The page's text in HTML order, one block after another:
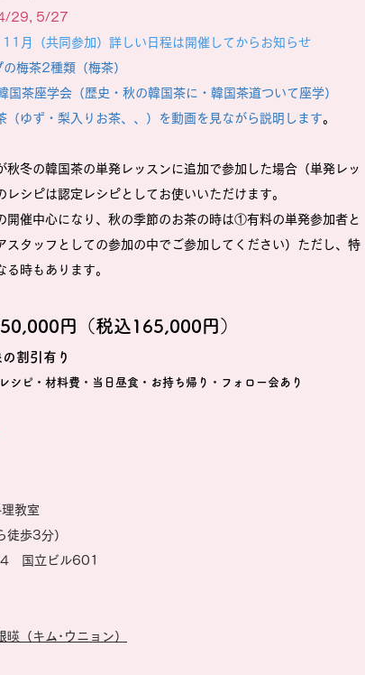
4/29, 5/27
月（共同参加）詳しい日程は開催してからお知らせ
梅茶2種類（梅茶）
茶座学会（歴史・秋の韓国茶に・韓国茶道ついて座学）
（ゆず・梨入りお茶、、）を動画を見ながら説明します。
冬の韓国茶の単発レッスンに追加で参加した場合（単発レッ
レシピは認定レシピとしてお使いいただけます。
開催中心になり、秋の季節のお茶の時は①有料の単発参加者と
タッフとしての参加の中でご参加してください） ただし、特
る時もあります。
円（税込165,000円）
割引有り
シピ・材料費・当日昼食・お持ち帰り・フォロー会あり
教室
徒歩3分）
4 国立ビル601
暎（キム･ウニョン）